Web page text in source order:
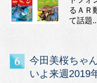
るＡＲ
て話題
今田美桜ちゃ
いよ来週2019